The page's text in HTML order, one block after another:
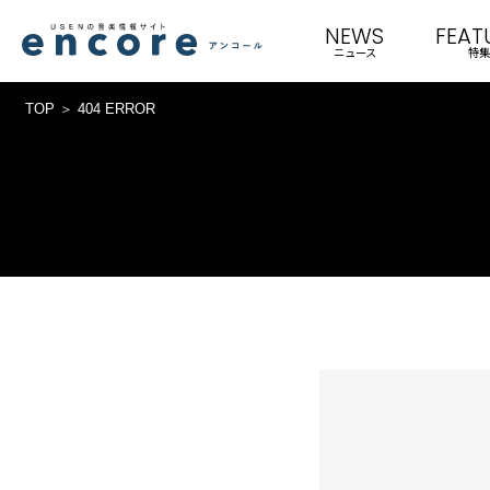
NEWS
ニュース 特集
TOP 404 ERROR